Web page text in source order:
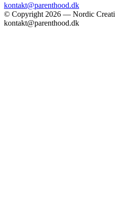
kontakt@parenthood.dk
© Copyright 2026 — Nordic
kontakt@parenthood.dk